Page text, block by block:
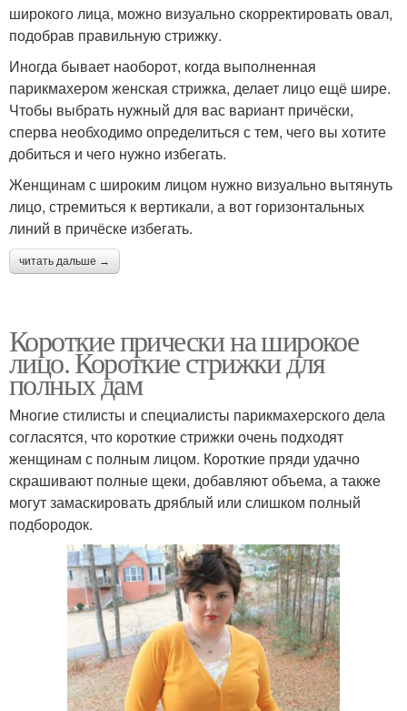
широкого лица, можно визуально скорректировать овал,
подобрав правильную стрижку.
Иногда бывает наоборот, когда выполненная
парикмахером женская стрижка, делает лицо ещё шире.
Чтобы выбрать нужный для вас вариант причёски,
сперва необходимо определиться с тем, чего вы хотите
добиться и чего нужно избегать.
Женщинам с широким лицом нужно визуально вытянуть
лицо, стремиться к вертикали, а вот горизонтальных
линий в причёске избегать.
читать дальше →
Короткие прически на широкое
лицо. Короткие стрижки для
полных дам
Многие стилисты и специалисты парикмахерского дела
согласятся, что короткие стрижки очень подходят
женщинам с полным лицом. Короткие пряди удачно
скрашивают полные щеки, добавляют объема, а также
могут замаскировать дряблый или слишком полный
подбородок.